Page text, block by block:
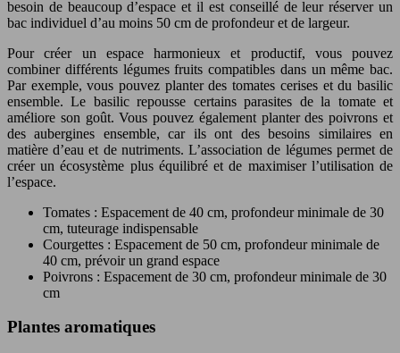
besoin de beaucoup d’espace et il est conseillé de leur réserver un
bac individuel d’au moins 50 cm de profondeur et de largeur.
Pour créer un espace harmonieux et productif, vous pouvez
combiner différents légumes fruits compatibles dans un même bac.
Par exemple, vous pouvez planter des tomates cerises et du basilic
ensemble. Le basilic repousse certains parasites de la tomate et
améliore son goût. Vous pouvez également planter des poivrons et
des aubergines ensemble, car ils ont des besoins similaires en
matière d’eau et de nutriments. L’association de légumes permet de
créer un écosystème plus équilibré et de maximiser l’utilisation de
l’espace.
Tomates : Espacement de 40 cm, profondeur minimale de 30
cm, tuteurage indispensable
Courgettes : Espacement de 50 cm, profondeur minimale de
40 cm, prévoir un grand espace
Poivrons : Espacement de 30 cm, profondeur minimale de 30
cm
Plantes aromatiques